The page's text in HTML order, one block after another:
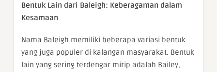
Bentuk Lain dari Baleigh: Keberagaman dalam
Kesamaan
Nama Baleigh memiliki beberapa variasi bentuk
yang juga populer di kalangan masyarakat. Bentuk
lain yang sering terdengar mirip adalah Bailey,